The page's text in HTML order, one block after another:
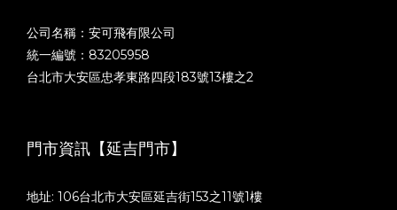
公司名稱：安可飛有限公司
統一編號：83205958
台北市大安區忠孝東路四段183號13樓之2
門市資訊【延吉門市】
地址: 106台北市大安區延吉街153之11號1樓